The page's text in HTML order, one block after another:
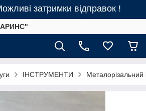
затримки відправок !
ІНСТРУМЕНТИ Металорізальний